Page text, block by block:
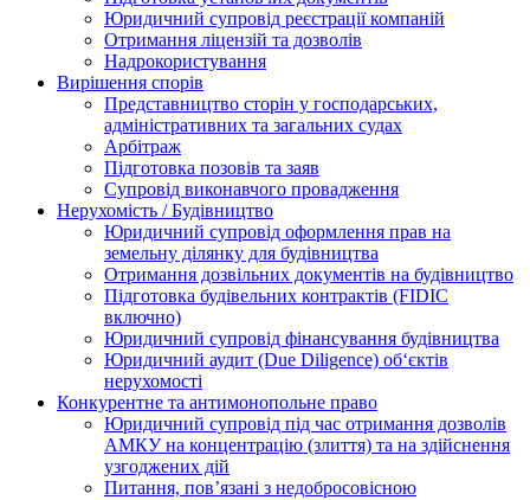
Юридичний супровід реєстрації компаній
Отримання ліцензій та дозволів
Надрокористування
Вирішення спорів
Представництво сторін у господарських,
адміністративних та загальних судах
Арбітраж
Підготовка позовів та заяв
Супровід виконавчого провадження
Нерухомість / Будівництво
Юридичний супровід оформлення прав на
земельну ділянку для будівництва
Отримання дозвільних документів на будівництво
Підготовка будівельних контрактів (FIDIC
включно)
Юридичний супровід фінансування будівництва
Юридичний аудит (Due Diligence) об‘єктів
нерухомості
Конкурентне та антимонопольне право
Юридичний супровід під час отримання дозволів
АМКУ на концентрацію (злиття) та на здійснення
узгоджених дій
Питання, пов’язані з недобросовісною